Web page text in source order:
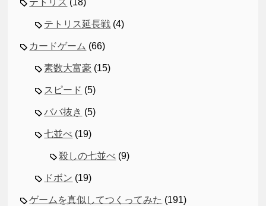
テトリス (18)
テトリス延長戦 (4)
カードゲーム (66)
素数大富豪 (15)
スピード (5)
ババ抜き (5)
七並べ (19)
殺しの七並べ (9)
ドボン (19)
ゲームを真似してつくってみた (191)